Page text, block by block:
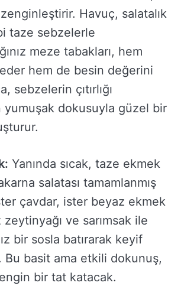
Havuç, salatalık
taze sebzelerle
meze tabakları, hem
hem de besin değerini
sebzelerin çıtırlığı
yumuşak dokusuyla güzel bir
Yanında sıcak, taze ekmek
salatası tamamlanmış
çavdar, ister beyaz ekmek
ve sarımsak ile
bir sosla batırarak keyif
Bu basit ama etkili dokunuş,
bir tat katacak.